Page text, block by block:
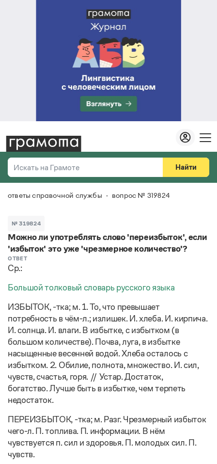
Искать на Грамоте
Справочная служба
Все вопросы
Большой толковый словарь русских глаголов
Большой толковый словарь русских существительных
Большой толковый словарь русского языка
Большой универсальный словарь русского языка
Русский орфографический словарь
Русское словесное ударение
Современный словарь иностранных слов
Словарь антонимов
Словарь методических терминов
Словарь русских имён
Словарь синонимов
Словарь трудностей русского языка
Управление в русском языке
Словари русского языка как государственного
Найти
Везде
Поиск по всем разделам
Русский орфографический словарь
Словарь трудностей русского языка
Русское словесное ударение
Словарь собственных имён
Большой универсальный словарь русского языка
Большой толковый словарь русского языка
Современный словарь иностранных слов
Большой толковый словарь русских
существительных
Большой толковый словарь русских глаголов
Словарь антонимов
Управление в русском языке
Словарь русских имён
Словарь методических терминов
Ответы справочной службы
Справочники
Правила русской орфографии и пунктуации
Русский язык: краткий теоретический курс для
школьников
Письмовник
Справочник по пунктуации
Словарь-справочник трудностей русского языка
Справочник по фразеологии
Азбучные истины
Правила русской орфографии и пунктуации
(1956)
Учебник
Журнал
Можно использовать знаки подстановки
? — для любого символа, включая пробелы и дефисы (к?
мпания,тер?а?а ,общественно?полезный)
*
— для любого количества символов, кроме пробела
видео-*
ответы справочной службы вопрос № 319824
№ 319824
Можно ли употреблять слово 'переизбыток', если
'избыток' это уже 'чрезмерное количество'?
ОТВЕТ
Ср.:
Большой толковый словарь русского языка
ИЗБЫТОК, -тка; м. 1. То, что превышает
потребность в чём-л.; излишек. И. хлеба. И. кирпича.
И. солнца. И. влаги. В избытке, с избытком (в
большом количестве). Почва, луга, в избытке
насыщенные весенней водой. Хлеба осталось с
избытком. 2. Обилие, полнота, множество. И. сил,
чувств, счастья, горя. // Устар. Достаток,
богатство. Лучше быть в избытке, чем терпеть
недостаток.
ПЕРЕИЗБЫТОК, -тка; м. Разг. Чрезмерный избыток
чего-л. П. топлива. П. информации. В нём
чувствуется п. сил и здоровья. П. молодых сил. П.
чувств.